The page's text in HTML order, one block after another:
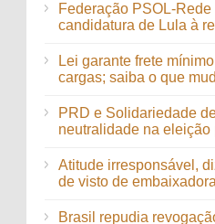
Federação PSOL-
candidatura de Lula à
Lei garante frete
cargas; saiba o que
PRD e Solidariedade
neutralidade na eleição
Atitude irresponsável,
de visto de embaixadora
Brasil repudia